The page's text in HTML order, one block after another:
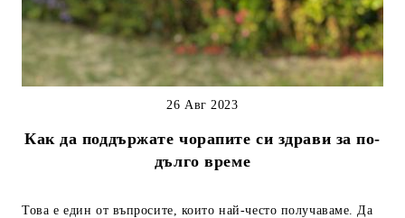
Как да поддържате чорапите си здрави за по-
дълго време
26 Авг 2023
Това е един от въпросите, които най-често получаваме. Да